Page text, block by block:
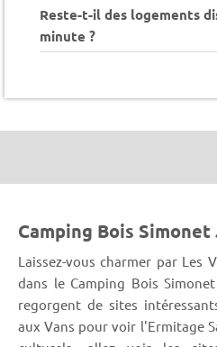
Reste-t-il des logements
minute ?
Camping Bois Simonet
Laissez-vous charmer par Les
dans le Camping Bois
regorgent de sites
aux Vans pour voir l'Ermitage